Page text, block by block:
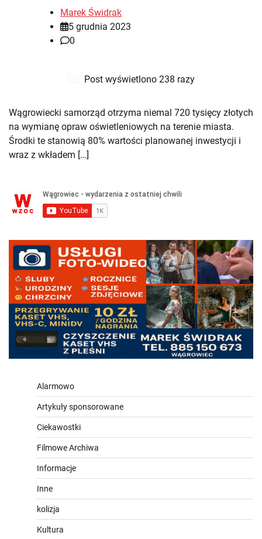
Marek Świdrak
5 grudnia 2023
0
Post wyświetlono 238 razy
Wągrowiecki samorząd otrzyma niemal 720 tysięcy złotych
na wymianę opraw oświetleniowych na terenie miasta.
Środki te stanowią 80% wartości planowanej inwestycji i
wraz z wkładem […]
Alarmowo
Artykuły sponsorowane
Ciekawostki
Filmowe Archiwa
Informacje
Inne
kolizja
Kultura